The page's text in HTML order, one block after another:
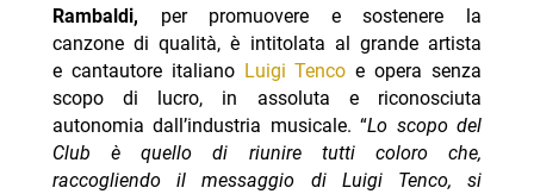
Rambaldi, per promuovere e sostenere la
canzone di qualità, è intitolata al grande artista
e cantautore italiano Luigi Tenco e opera senza
scopo di lucro, in assoluta e riconosciuta
autonomia dall’industria musicale. “Lo scopo del
Club è quello di riunire tutti coloro che,
raccogliendo il messaggio di Luigi Tenco, si